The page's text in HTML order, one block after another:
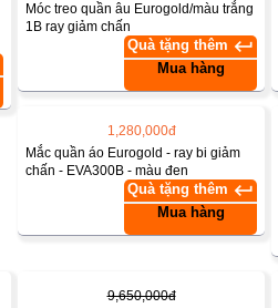
Móc treo quần âu Eurogold/màu trắng
1B ray giảm chấn
Quà tặng thêm keyboard_return
Mua hàng
1,280,000đ
Mắc quần áo Eurogold - ray bi giảm
chấn - EVA300B - màu đen
Quà tặng thêm keyboard_return
Mua hàng
9,650,000đ